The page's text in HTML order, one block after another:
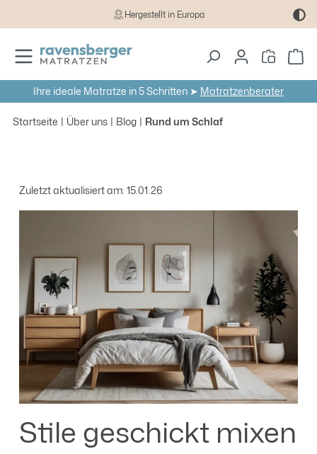
Zum Hauptinhalt springenHergestellt in Europa
Ihre ideale Matratze in 5 Schritten ➤ Matratzenberater
Startseite Über uns Blog Rund um Schlaf
Zuletzt aktualisiert am: 15.01.26
Stile geschickt mixen